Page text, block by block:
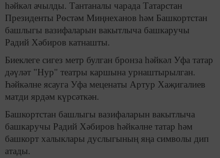
һәйкәл ачылды. Тантаналы чарада Татарстан
Президенты Рөстәм Миңнеханов һәм Башкортстан
башлыгы вазифаларын вакытлыча башкаручы
Радий Хәбиров катнашты.
Биеклеге сигез метр булган бронза һәйкәл Уфа татар
дәүләт "Нур" театры каршына урнаштырылган.
Һәйкәлне ясауга Уфа меценаты Артур Хаҗигалиев
матди ярдәм күрсәткән.
Башкортстан башлыгы вазифаларын вакытлыча
башкаручы Радий Хәбиров һәйкәлне татар һәм
башкорт халыклары дуслыгының яңа символы дип
атады.